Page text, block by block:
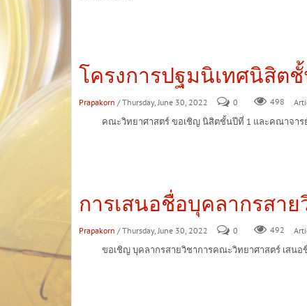
โครงการปฐมนิเทศนิสิต
Prapakorn / Thursday, June 30, 2022 0 498
คณะวิทยาศาสตร์ ขอเชิญ นิสิตชั้นปีที่ 1 และคณาจารย์คณ
การเสนอชื่อบุคลากรสา
Prapakorn / Thursday, June 30, 2022 0 492
ขอเชิญ บุคลากรสายวิชาการคณะวิทยาศาสตร์ เสนอชื่